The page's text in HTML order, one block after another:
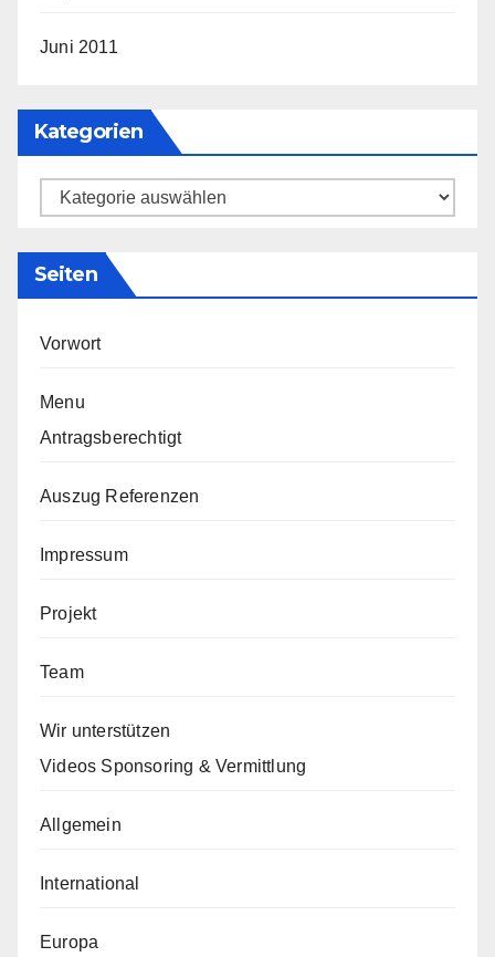
Juni 2011
Kategorien
Kategorien
Seiten
Vorwort
Menu
Antragsberechtigt
Auszug Referenzen
Impressum
Projekt
Team
Wir unterstützen
Videos Sponsoring & Vermittlung
Allgemein
International
Europa